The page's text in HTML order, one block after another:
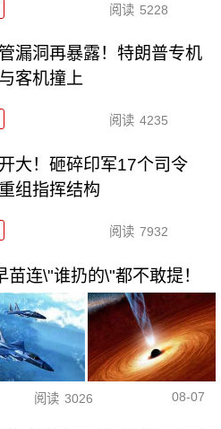
阅读 5228
漏洞再暴露！特朗普专机
客机撞上
阅读 4235
大！砸碎印军17个司令
组指挥结构
阅读 7932
连\"谁扔的\"都不敢提！
阅读 3026 08-07